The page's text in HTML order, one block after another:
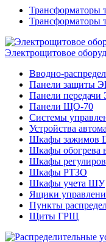
Трансформаторы
Трансформаторы
Электрощитовое
Вводно-
Панели защиты
Панели
Панели ЩО-70
Системы
Устройства
Шкафы зажимов
Шкафы обогрева
Шкафы
Шкафы РТЗО
Шкафы учета ШУ
Ящики
Пункты
Щиты ГРЩ